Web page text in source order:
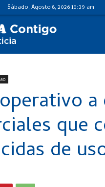
Sábado, Agosto 8, 2026 10:39 am
que
de